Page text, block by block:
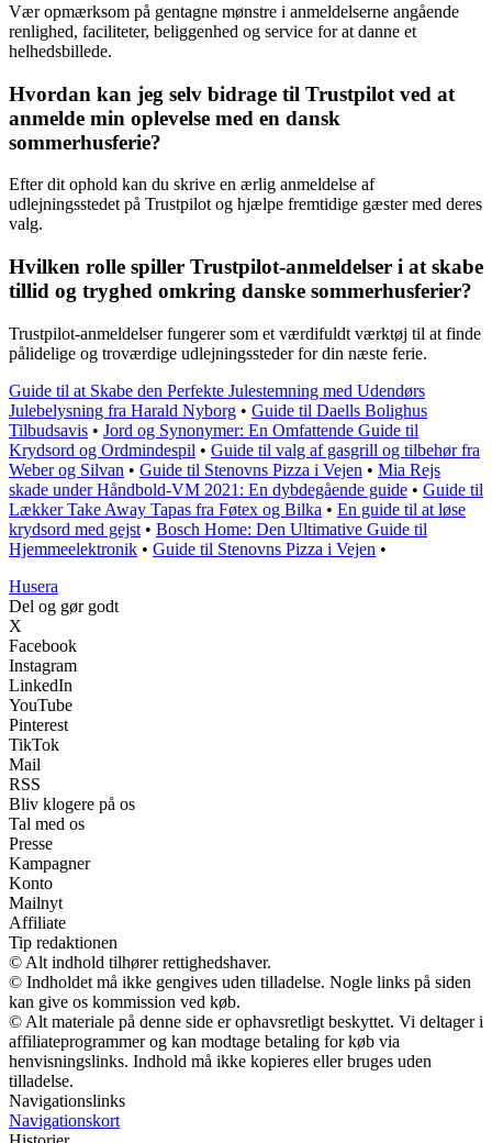
Vær opmærksom på gentagne mønstre i anmeldelserne angående
renlighed, faciliteter, beliggenhed og service for at danne et
helhedsbillede.
Hvordan kan jeg selv bidrage til Trustpilot ved at
anmelde min oplevelse med en dansk
sommerhusferie?
Efter dit ophold kan du skrive en ærlig anmeldelse af
udlejningsstedet på Trustpilot og hjælpe fremtidige gæster med deres
valg.
Hvilken rolle spiller Trustpilot-anmeldelser i at skabe
tillid og tryghed omkring danske sommerhusferier?
Trustpilot-anmeldelser fungerer som et værdifuldt værktøj til at finde
pålidelige og troværdige udlejningssteder for din næste ferie.
Guide til at Skabe den Perfekte Julestemning med Udendørs
Julebelysning fra Harald Nyborg • Guide til Daells Bolighus
Tilbudsavis • Jord og Synonymer: En Omfattende Guide til
Krydsord og Ordmindespil • Guide til valg af gasgrill og tilbehør fra
Weber og Silvan • Guide til Stenovns Pizza i Vejen • Mia Rejs
skade under Håndbold-VM 2021: En dybdegående guide • Guide til
Lækker Take Away Tapas fra Føtex og Bilka • En guide til at løse
krydsord med gejst • Bosch Home: Den Ultimative Guide til
Hjemmeelektronik • Guide til Stenovns Pizza i Vejen •
Husera
Del og gør godt
X
Facebook
Instagram
LinkedIn
YouTube
Pinterest
TikTok
Mail
RSS
Bliv klogere på os
Tal med os
Presse
Kampagner
Konto
Mailnyt
Affiliate
Tip redaktionen
© Alt indhold tilhører rettighedshaver.
© Indholdet må ikke gengives uden tilladelse. Nogle links på siden
kan give os kommission ved køb.
© Alt materiale på denne side er ophavsretligt beskyttet. Vi deltager i
affiliateprogrammer og kan modtage betaling for køb via
henvisningslinks. Indhold må ikke kopieres eller bruges uden
tilladelse.
Navigationslinks
Navigationskort